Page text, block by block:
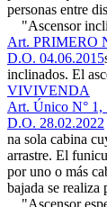
personas entre
"Ascensor
Art. PRIMERO
D.O. 04.06.2015
inclinados. El
VIVIVENDA
Art. Único N° 1,
D.O. 28.02.2022
na sola cabina
arrastre. El
por uno o más
bajada se realiza
"Ascensor